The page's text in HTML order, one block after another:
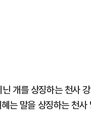
개를 상징하는 천사
는 말을 상징하는 천사